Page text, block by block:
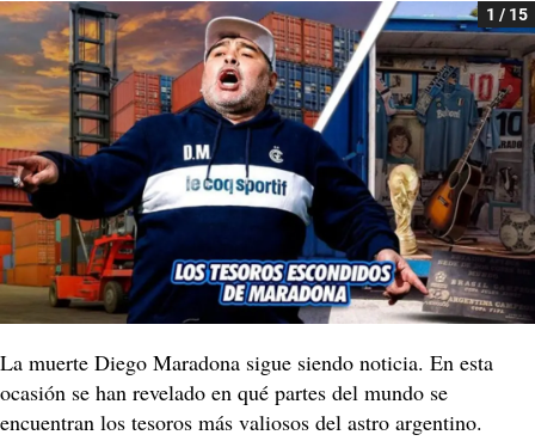
1 / 15
La muerte Diego Maradona sigue siendo noticia. En esta
ocasión se han revelado en qué partes del mundo se
encuentran los tesoros más valiosos del astro argentino.